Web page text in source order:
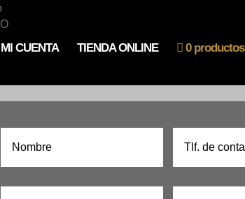
MI CUENTA TIENDA ONLINE 0 productos